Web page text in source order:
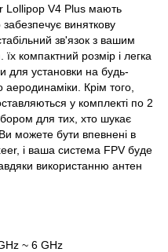
Lollipop V4 Plus мають
виняткову
зв'язок з вашим
компактний розмір і легка
для установки на будь-
Крім того,
у комплекті по 2
для тих, хто шукає
можете бути впевнені в
і ваша система FPV буде
використанню антен
~ 6 GHz